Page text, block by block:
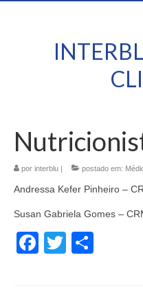
por interblu | postado em:
Andressa Kefer Pinheiro –
Susan Gabriela Gomes –
Facebook
Twitter